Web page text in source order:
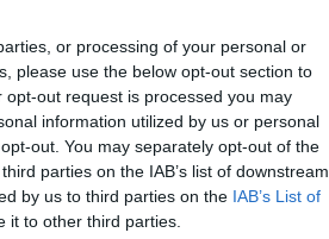
or processing of your personal or
please use the below opt-out section to
out request is processed you may
information utilized by us or personal
out. You may separately opt-out of the
parties on the IAB’s list of downstream
by us to third parties on the IAB’s List of
it to other third parties.